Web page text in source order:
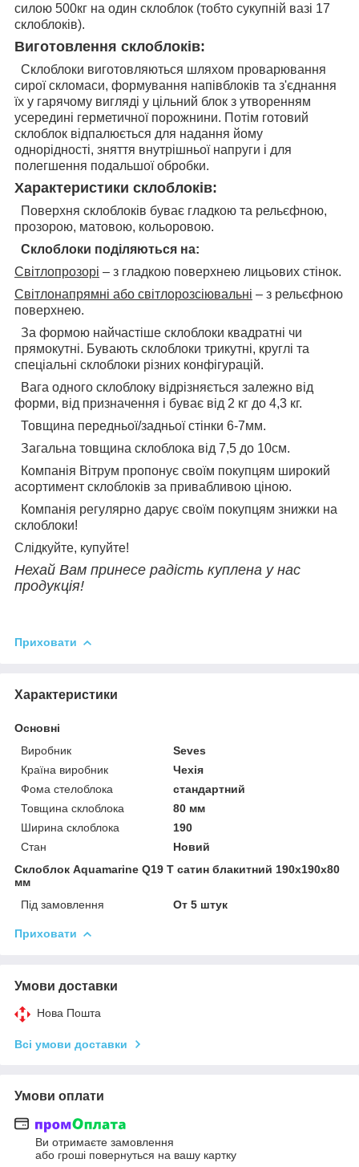
силою 500кг на один склоблок (тобто сукупній вазі 17
склоблоків).
Виготовлення склоблоків:
Склоблоки виготовляються шляхом проварювання
сирої скломаси, формування напівблоків та з'єднання
їх у гарячому вигляді у цільний блок з утворенням
усередині герметичної порожнини. Потім готовий
склоблок відпалюється для надання йому
однорідності, зняття внутрішньої напруги і для
полегшення подальшої обробки.
Характеристики склоблоків:
Поверхня склоблоків буває гладкою та рельєфною,
прозорою, матовою, кольоровою.
Склоблоки поділяються на:
Світлопрозорі – з гладкою поверхнею лицьових стінок.
Світлонапрямні або світлорозсіювальні – з рельєфною
поверхнею.
За формою найчастіше склоблоки квадратні чи
прямокутні. Бувають склоблоки трикутні, круглі та
спеціальні склоблоки різних конфігурацій.
Вага одного склоблоку відрізняється залежно від
форми, від призначення і буває від 2 кг до 4,3 кг.
Товщина передньої/задньої стінки 6-7мм.
Загальна товщина склоблока від 7,5 до 10см.
Компанія Вітрум пропонує своїм покупцям широкий
асортимент склоблоків за привабливою ціною.
Компанія регулярно дарує своїм покупцям знижки на
склоблоки!
Слідкуйте, купуйте!
Нехай Вам принесе радість куплена у нас
продукція!
Приховати
Характеристики
Основні
Виробник
Seves
Країна виробник
Чехія
Фома стелоблока
стандартний
Товщина склоблока
80 мм
Ширина склоблока
190
Стан
Новий
Склоблок Aquamarine Q19 Т сатин блакитний 190х190х80
мм
Під замовлення
От 5 штук
Приховати
Умови доставки
Нова Пошта
Всі умови доставки
Умови оплати
Ви отримаєте замовлення
або гроші повернуться на вашу картку